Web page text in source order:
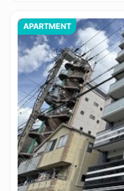
APARTMENT